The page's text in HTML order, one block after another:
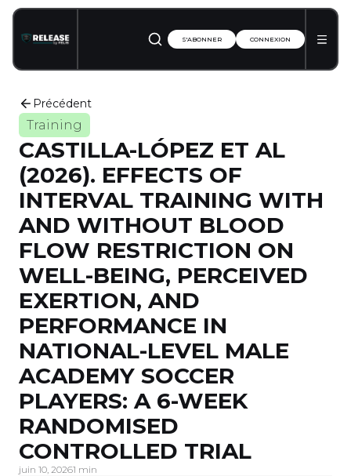
S'ABONNER CONNEXION
Précédent
Training
CASTILLA-LÓPEZ ET AL
(2026). EFFECTS OF
INTERVAL TRAINING WITH
AND WITHOUT BLOOD
FLOW RESTRICTION ON
WELL-BEING, PERCEIVED
EXERTION, AND
PERFORMANCE IN
NATIONAL-LEVEL MALE
ACADEMY SOCCER
PLAYERS: A 6-WEEK
RANDOMISED
CONTROLLED TRIAL
juin 10, 20261 min